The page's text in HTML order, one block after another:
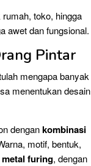
toko, hingga
awet dan fungsional.
Pintar
mengapa banyak
menentukan desain
dengankombinasi
motif, bentuk,
metal furing, dengan